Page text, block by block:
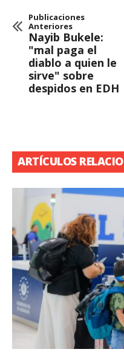
Publicaciones
Anteriores
Nayib Bukele:
"mal paga el
diablo a quien le
sirve" sobre
despidos en EDH
ARTÍCULOS